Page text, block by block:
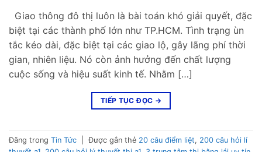
Giao thông đô thị luôn là bài toán khó giải quyết, đặc
biệt tại các thành phố lớn như TP.HCM. Tình trạng ùn
tắc kéo dài, đặc biệt tại các giao lộ, gây lãng phí thời
gian, nhiên liệu. Nó còn ảnh hưởng đến chất lượng
cuộc sống và hiệu suất kinh tế. Nhằm […]
TIẾP TỤC ĐỌC →
Đăng trong Tin Tức Được gắn thẻ 20 câu điểm liệt, 200 câu hỏi lí